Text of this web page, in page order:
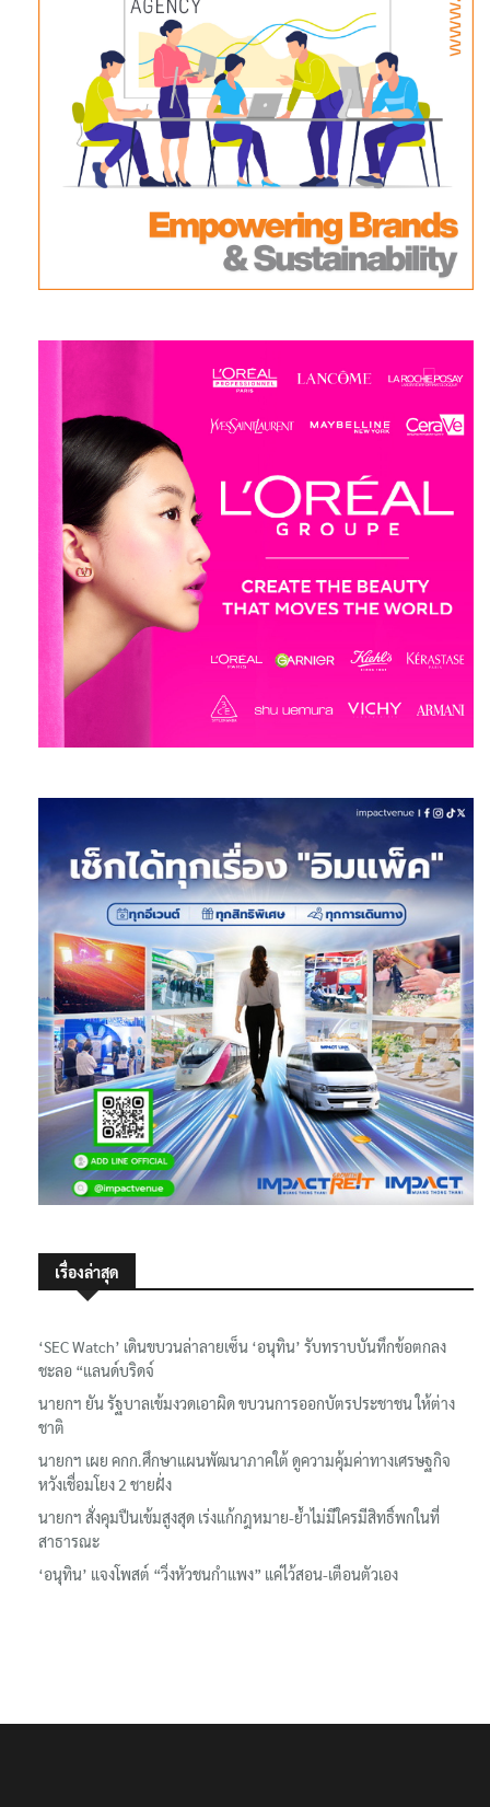
เรื่องล่าสุด
ชะลอ “แลนด์บริดจ์
นายกฯ ยัน รัฐบาลเข้มงวดเอาผิด ขบวนการออกบัตรประชาชน ให้ต่าง
ชาติ
นายกฯ เผย คกก.ศึกษาแผนพัฒนาภาคใต้ ดูความคุ้มค่าทางเศรษฐกิจ
หวังเชื่อมโยง 2 ชายฝั่ง
นายกฯ สั่งคุมปืนเข้มสูงสุด เร่งแก้กฎหมาย-ย้ำไม่มีใครมีสิทธิ์พกในที่
สาธารณะ
‘อนุทิน’ แจงโพสต์ “วิ่งหัวชนกำแพง” แค่ไว้สอน-เตือนตัวเอง